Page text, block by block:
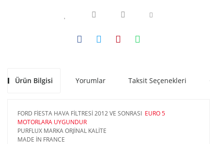
Ürün Bilgisi Yorumlar Taksit Seçenekleri
FORD FİESTA HAVA FİLTRESİ 2012 VE SONRASI EURO 5
MOTORLARA UYGUNDUR
PURFLUX MARKA ORJİNAL KALİTE
MADE İN FRANCE